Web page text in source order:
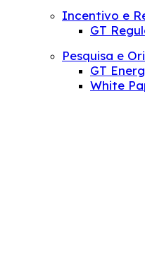
Incentivo e
GT
Pesquisa e
GT
White